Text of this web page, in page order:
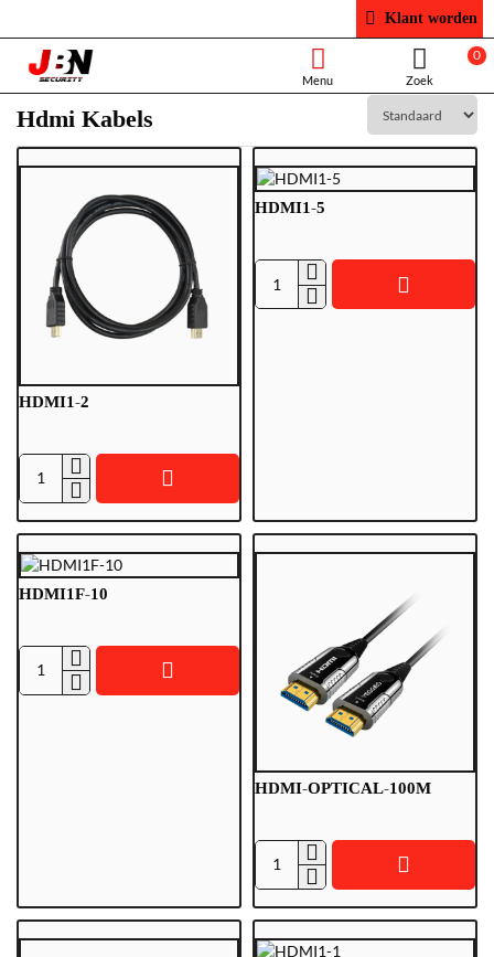
Klant worden
0
Hdmi Kabels
HDMI1-2
HDMI1-
HDMI1-5
HDMI1-
HDMI1F-10
HDMI1F-
HDMI-OPTICAL-100M
HDMI-
100M